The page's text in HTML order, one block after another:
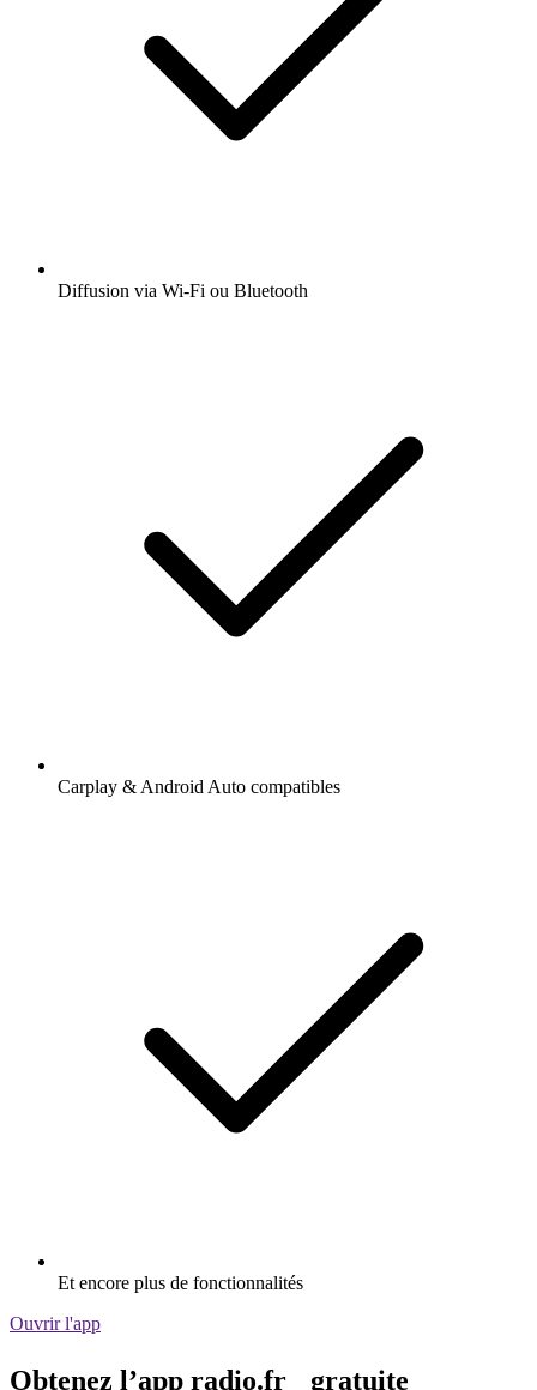
Diffusion via Wi-Fi ou Bluetooth
Carplay & Android Auto compatibles
Et encore plus de fonctionnalités
Ouvrir l'app
Obtenez l’app radio.fr gratuite